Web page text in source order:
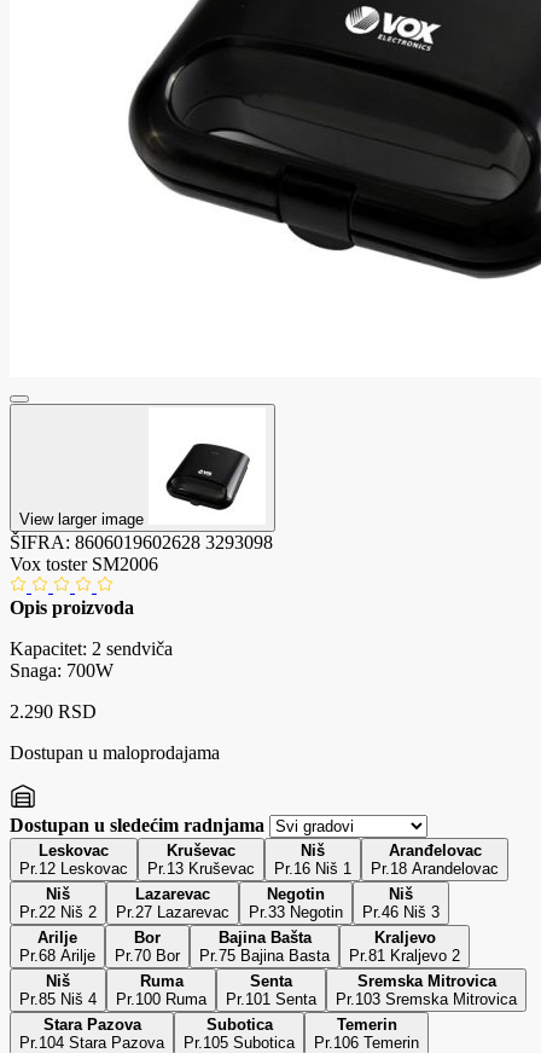
View larger image
ŠIFRA: 8606019602628 3293098
Vox toster SM2006
Opis proizvoda
Kapacitet: 2 sendviča
Snaga: 700W
2.290 RSD
Dostupan u maloprodajama
Dostupan u sledećim radnjama
Leskovac
Pr.12 Leskovac
Kruševac
Pr.13 Kruševac
Niš
Pr.16 Niš 1
Aranđelovac
Pr.18 Arandelovac
Niš
Pr.22 Niš 2
Lazarevac
Pr.27 Lazarevac
Negotin
Pr.33 Negotin
Niš
Pr.46 Niš 3
Arilje
Pr.68 Arilje
Bor
Pr.70 Bor
Bajina Bašta
Pr.75 Bajina Basta
Kraljevo
Pr.81 Kraljevo 2
Niš
Pr.85 Niš 4
Ruma
Pr.100 Ruma
Senta
Pr.101 Senta
Sremska Mitrovica
Pr.103 Sremska Mitrovica
Stara Pazova
Pr.104 Stara Pazova
Subotica
Pr.105 Subotica
Temerin
Pr.106 Temerin